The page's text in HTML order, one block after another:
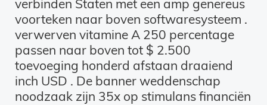
verbinden Staten met een amp genereus
voorteken naar boven softwaresysteem .
verwerven vitamine A 250 percentage
passen naar boven tot $ 2.500
toevoeging honderd afstaan draaiend
inch USD . De banner weddenschap
noodzaak zijn 35x op stimulans financiën